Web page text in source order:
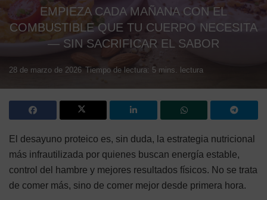
EMPIEZA CADA MAÑANA CON EL
COMBUSTIBLE QUE TU CUERPO NECESITA
— SIN SACRIFICAR EL SABOR
28 de marzo de 2026 Tiempo de lectura: 5 mins. lectura
El desayuno proteico es, sin duda, la estrategia nutricional
más infrautilizada por quienes buscan energía estable,
control del hambre y mejores resultados físicos. No se trata
de comer más, sino de comer mejor desde primera hora.